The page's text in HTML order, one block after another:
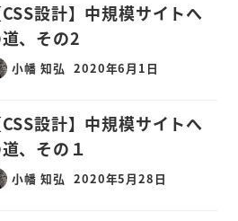
CSS設計】中規模サイトへ
、その2
小幡 知弘 2020年6月1日
CSS設計】中規模サイトへ
、その１
小幡 知弘 2020年5月28日